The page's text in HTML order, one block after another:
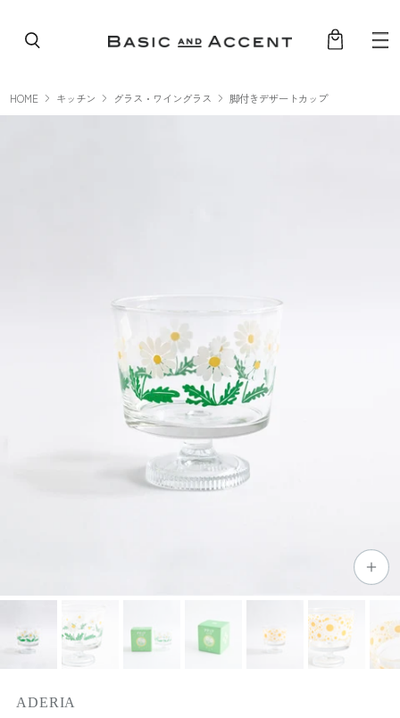
HOME キッチン グラス・ワイングラス 脚付きデザートカップ
ADERIA